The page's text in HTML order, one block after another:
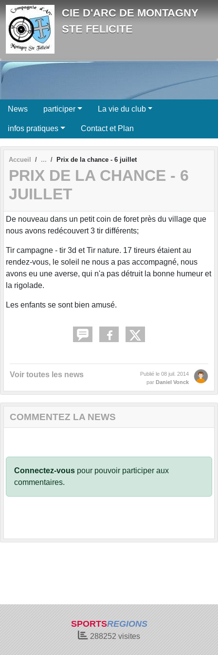
CIE D'ARC DE MONTAGNY
STE FELICITE
News participer La vie du club
infos pratiques Contact et Plan
Accueil Prix de la chance - 6 juillet
PRIX DE LA CHANCE - 6
JUILLET
De nouveau dans un petit coin de foret près du village que
nous avons redécouvert 3 tir différents;
Tir campagne - tir 3d et Tir nature. 17 tireurs étaient au
rendez-vous, le soleil ne nous a pas accompagné, nous
avons eu une averse, qui n'a pas détruit la bonne humeur et
la rigolade.
Les enfants se sont bien amusé.
Voir toutes les news Publié le 08 juil. 2014
par Daniel Vonck
COMMENTEZ LA NEWS
Connectez-vous pour pouvoir participer aux
commentaires.
SPORTSREGIONS
288252 visites
Panneau de gestion des cookies